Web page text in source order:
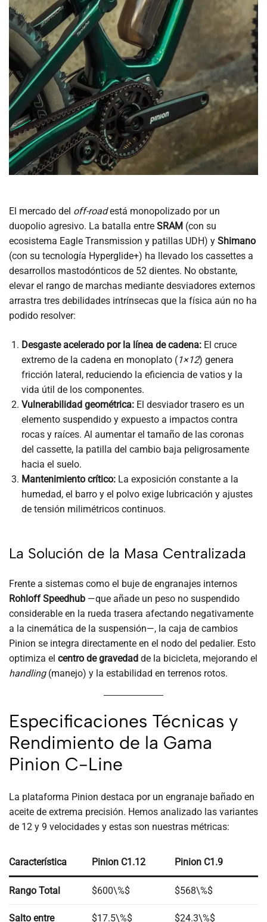
El mercado del off-roadestá monopolizado por un
duopolio agresivo. La batalla entre SRAM (con su
ecosistema Eagle Transmission y patillas UDH) y Shimano
(con su tecnología Hyperglide+) ha llevado los cassettes a
desarrollos mastodónticos de 52 dientes. No obstante,
elevar el rango de marchas mediante desviadores externos
arrastra tres debilidades intrínsecas que la física aún no ha
podido resolver:
Desgaste acelerado por la línea de cadena:El cruce
extremo de la cadena en monoplato (1×12) genera
fricción lateral, reduciendo la eficiencia de vatios y la
vida útil de los componentes.
Vulnerabilidad geométrica:El desviador trasero es un
elemento suspendido y expuesto a impactos contra
rocas y raíces. Al aumentar el tamaño de las coronas
del cassette, la patilla del cambio baja peligrosamente
hacia el suelo.
Mantenimiento crítico:La exposición constante a la
humedad, el barro y el polvo exige lubricación y ajustes
de tensión milimétricos continuos.
La Solución de la Masa Centralizada
Frente a sistemas como el buje de engranajes internos
Rohloff Speedhub —que añade un peso no suspendido
considerable en la rueda trasera afectando negativamente
a la cinemática de la suspensión—, la caja de cambios
Pinion se integra directamente en el nodo del pedalier. Esto
optimiza el centro de gravedad de la bicicleta, mejorando el
handling(manejo) y la estabilidad en terrenos rotos.
Especificaciones Técnicas y
Rendimiento de la Gama
Pinion C-Line
La plataforma Pinion destaca por un engranaje bañado en
aceite de extrema precisión. Hemos analizado las variantes
de 12 y 9 velocidades y estas son nuestras métricas:
Característica Pinion C1.12 Pinion C1.9
Rango Total $600\%$ $568\%$
Salto entre $17.5\%$ $24.3\%$